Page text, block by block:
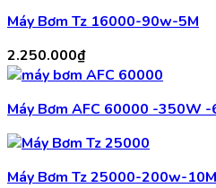
Máy Bơm Tz 16000-90w-5M
2.250.000₫
Máy Bơm AFC 60000 -350W -
Máy Bơm Tz 25000-200w-10M